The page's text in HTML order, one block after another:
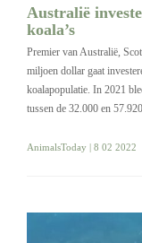
Australië
koala’s
Premier van Australië,
miljoen dollar gaat
koalapopulatie. In 2021
tussen de 32.000 en
AnimalsToday | 8 02 2022